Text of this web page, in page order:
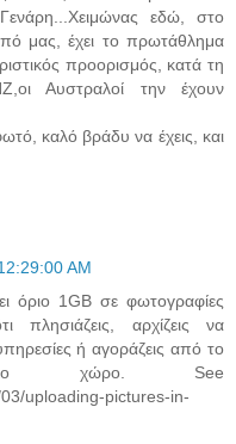
εδώ, στο
μας, έχει το πρωτάθλημα
προορισμός, κατά τη
Αυστραλοί την έχουν
καλό βράδυ να έχεις, και
AM
όριο 1GB σε φωτογραφίες
πλησιάζεις, αρχίζεις να
ή αγοράζεις από το
χώρο. See
uploading-pictures-in-